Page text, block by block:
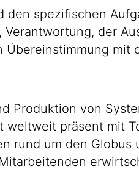
spezifischen
der
mit
Produktion von
weltweit präsent mit
rund um den Globus